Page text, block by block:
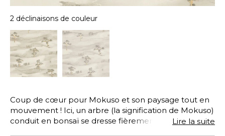
2 déclinaisons de couleur
Coup de cœur pour Mokuso et son paysage tout en
mouvement ! Ici, un arbre (la signification de Mokuso)
conduit en bonsaï se dresse fièrement au milieuLire la suite